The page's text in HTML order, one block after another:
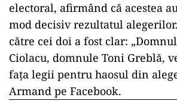
electoral, afirmând că acestea
mod decisiv rezultatul
către cei doi a fost clar:
Ciolacu, domnule Toni Greblă,
fața legii pentru haosul din
Armand pe Facebook.